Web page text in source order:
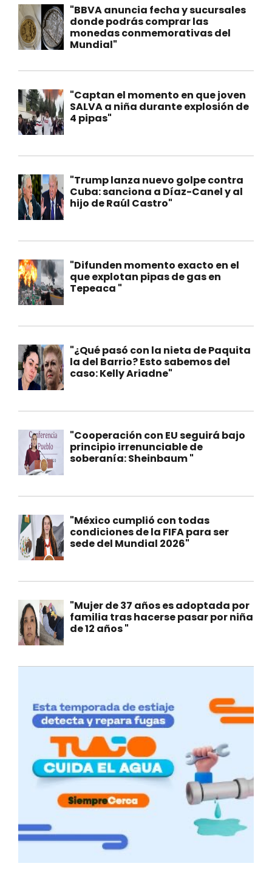
"BBVA anuncia fecha y sucursales
donde podrás comprar las
monedas conmemorativas del
Mundial"
"Captan el momento en que joven
SALVA a niña durante explosión de
4 pipas"
"Trump lanza nuevo golpe contra
Cuba: sanciona a Díaz-Canel y al
hijo de Raúl Castro"
"Difunden momento exacto en el
que explotan pipas de gas en
Tepeaca "
"¿Qué pasó con la nieta de Paquita
la del Barrio? Esto sabemos del
caso: Kelly Ariadne"
"Cooperación con EU seguirá bajo
principio irrenunciable de
soberanía: Sheinbaum "
"México cumplió con todas
condiciones de la FIFA para ser
sede del Mundial 2026"
"Mujer de 37 años es adoptada por
familia tras hacerse pasar por niña
de 12 años "